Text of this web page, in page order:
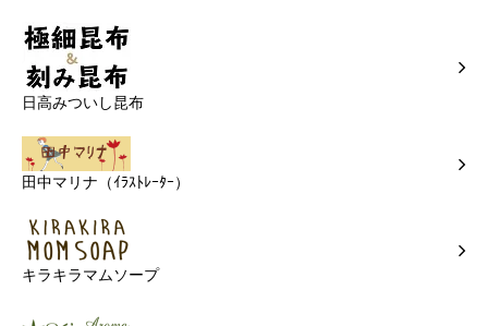
日高みついし昆布
田中マリナ（ｲﾗｽﾄﾚｰﾀｰ）
キラキラマムソープ